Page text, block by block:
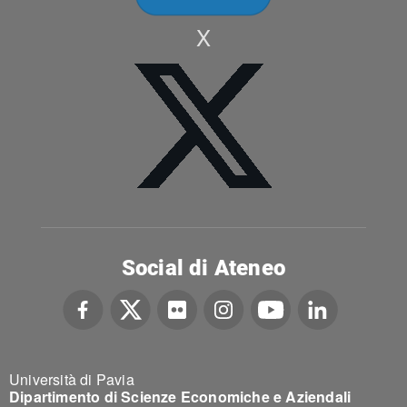
X
Università di Pavia
Dipartimento di Scienze Economiche e Aziendali
Social di Ateneo